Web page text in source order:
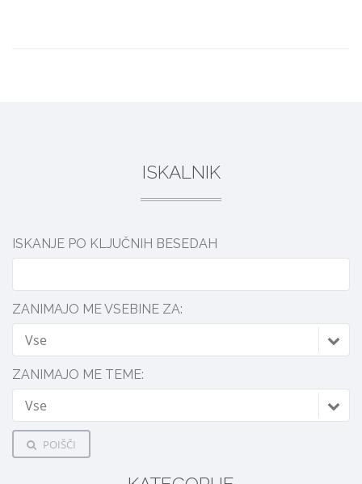
ISKALNIK
ISKANJE PO KLJUČNIH BESEDAH
ZANIMAJO ME VSEBINE ZA:
Vse
ZANIMAJO ME TEME:
Vse
POIŠČI